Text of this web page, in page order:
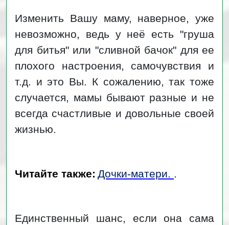
Изменить Вашу маму, наверное, уже
невозможно, ведь у неё есть "груша
для битья" или "сливной бачок" для ее
плохого настроения, самочувствия и
т.д. и это Вы. К сожалению, так тоже
случается, мамы бывают разные и не
всегда счастливые и довольные своей
жизнью.
Читайте также: Дочки-матери. .
Единственный шанс, если она сама